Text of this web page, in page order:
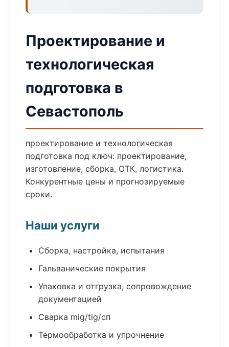
Проектирование и
технологическая
подготовка в
Севастополь
проектирование и технологическая
подготовка под ключ: проектирование,
изготовление, сборка, ОТК, логистика.
Конкурентные цены и прогнозируемые
сроки.
Наши услуги
Сборка, настройка, испытания
Гальванические покрытия
Упаковка и отгрузка, сопровождение
документацией
Сварка mig/tig/сп
Термообработка и упрочнение